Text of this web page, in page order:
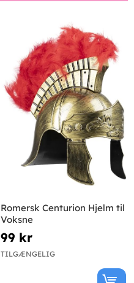
Romersk Centurion Hjelm til
Voksne
99 kr
TILGÆNGELIG